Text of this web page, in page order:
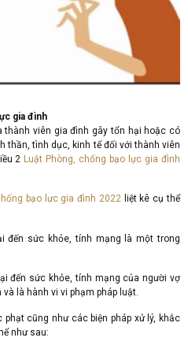
gia đình
thành viên gia đình gây tổn hại hoặc có
thần, tình dục, kinh tế đối với thành viên
2 Luật Phòng, chống bạo lực gia đình
bạo lực gia đình 2022liệt kê cụ thể
đến sức khỏe, tính mạng là một trong
đến sức khỏe, tính mạng của người vợ
là hành vi vi phạm pháp luật.
cũng như các biện pháp xử lý, khắc
như sau: